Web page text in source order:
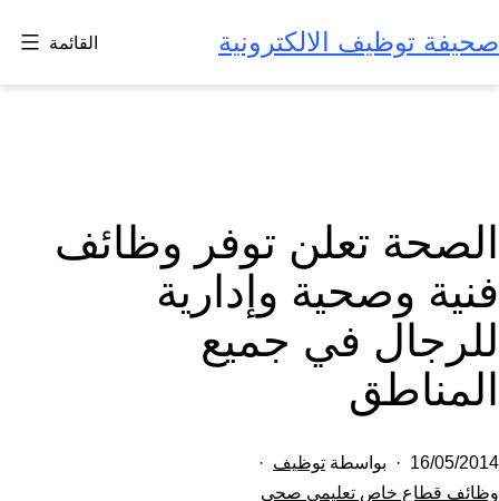
إلى
المحتوى
صحيفة توظيف الالكترونية القائمة
الصحة تعلن توفر وظائف
فنية وصحية وإدارية
للرجال في جميع
المناطق
تم
النشر
16/05/2014 بواسطة توظيف
مصنف
وظائف قطاع خاص تعليمي صحي